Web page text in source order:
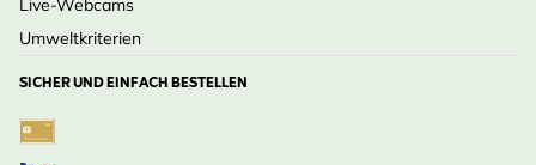
Umweltkriterien
SICHER UND EINFACH BESTELLEN